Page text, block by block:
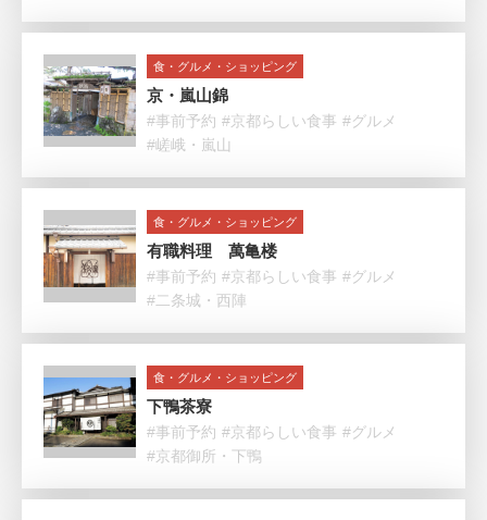
食・グルメ・ショッピング
京・嵐山錦
#事前予約 #京都らしい食事 #グルメ
#嵯峨・嵐山
食・グルメ・ショッピング
有職料理 萬亀楼
#事前予約 #京都らしい食事 #グルメ
#二条城・西陣
食・グルメ・ショッピング
下鴨茶寮
#事前予約 #京都らしい食事 #グルメ
#京都御所・下鴨